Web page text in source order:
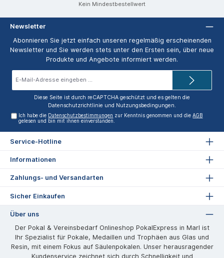
Kein Mindestbestellwert
Newsletter
Abonnieren Sie jetzt einfach unseren regelmäßig erscheinenden
Newsletter und Sie werden stets unter den Ersten sein, über neue
Produkte und Angebote informiert werden.
Diese Seite ist durch reCAPTCHA geschützt und es gelten die
Datenschutzrichtlinie und Nutzungsbedingungen.
Ich habe die Datenschutzbestimmungen zur Kenntnis genommen und dieAGB
gelesen und bin mit ihnen einverstanden.
Service-Hotline
Informationen
Zahlungs- und Versandarten
Sicher Einkaufen
Über uns
Der Pokal & Vereinsbedarf Onlineshop PokalExpress in Marl ist
Ihr Spezialist für Pokale, Medaillen und Trophäen aus Glas und
Resin, mit einem Fokus auf Säulenpokalen. Unser herausragender
Kundenservice zeichnet sich durch Schnelligkeit und